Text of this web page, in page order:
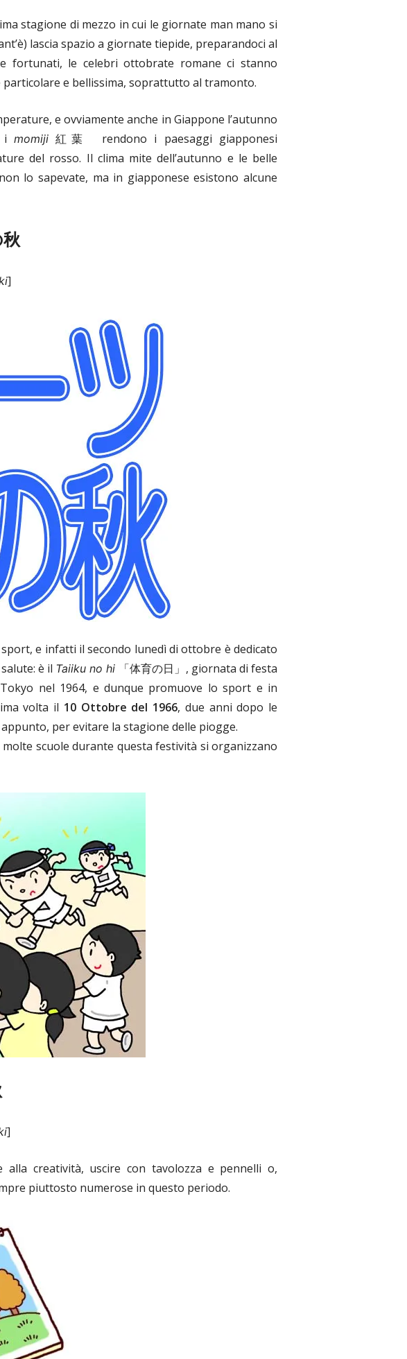
stagione di mezzo in cui le giornate man mano si
lascia spazio a giornate tiepide, preparandoci al
fortunati, le celebri ottobrate romane ci stanno
e bellissima, soprattutto al tramonto.
e ovviamente anche in Giappone l’autunno
imomiji 紅葉 rendono i paesaggi giapponesi
del rosso. Il clima mite dell’autunno e le belle
lo sapevate, ma in giapponese esistono alcune
]
e infatti il secondo lunedì di ottobre è dedicato
è il Taiiku no hi 「体育の日」 , giornata di festa
nel 1964, e dunque promuove lo sport e in
volta il 10 Ottobre del 1966, due anni dopo le
per evitare la stagione delle piogge.
scuole durante questa festività si organizzano
]
creatività, uscire con tavolozza e pennelli o,
piuttosto numerose in questo periodo.